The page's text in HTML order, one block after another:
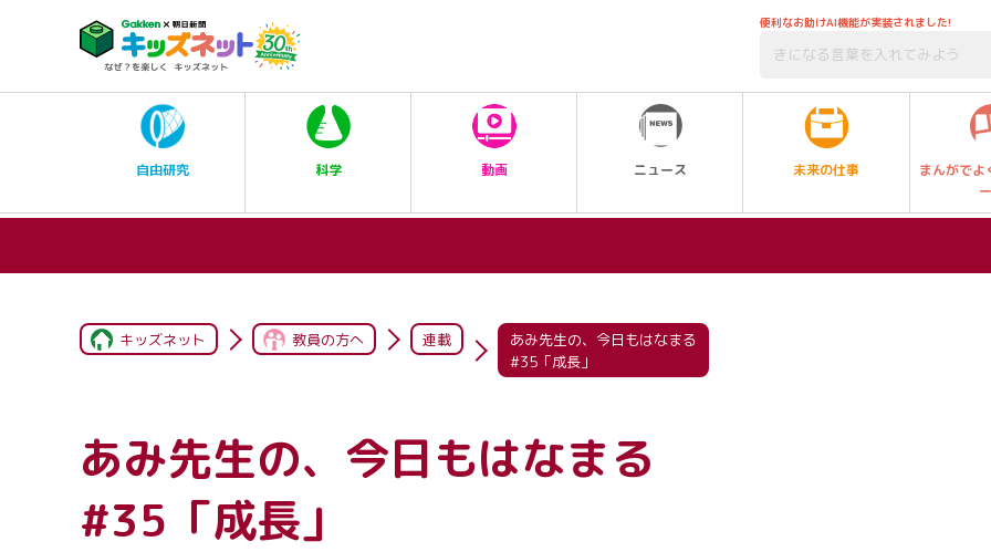
便利なお助けAI機能が実装されました!
自由研究 科学 動画 ニュース 未来の仕事
まんがでよ
キッズネット 教員の方へ 連載
あみ先生の、今日もはなまる
#35「成長」
あみ先生の、今日もはなまる
#35「成長」